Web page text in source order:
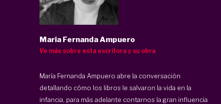
María Fernanda Ampuero
Ve más sobre esta escritora y su obra
María Fernanda Ampuero abre la conversación
detallando cómo los libros le salvaron la vida en la
infancia, para más adelante contarnos la gran influencia